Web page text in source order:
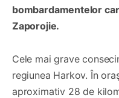
bombardamentelor
Zaporojie.
Cele mai grave
regiunea Harkov. În
aproximativ 28 de